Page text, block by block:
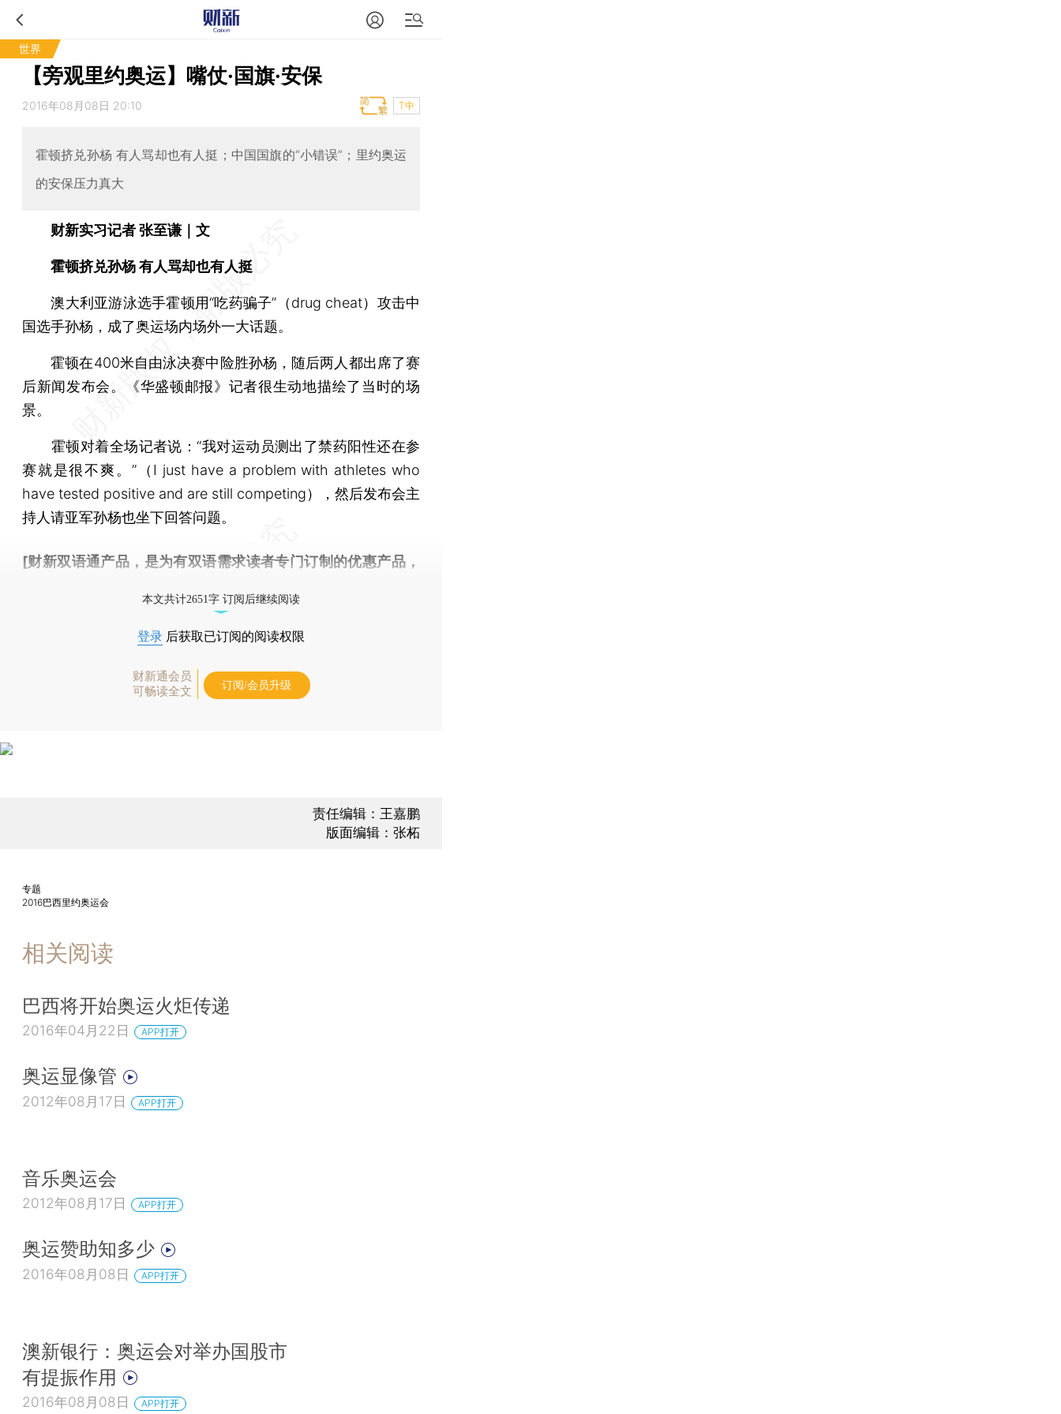
世界
【旁观里约奥运】嘴仗·国旗·安保
2016年08月08日 20:10 T中
霍顿挤兑孙杨 有人骂却也有人挺；中国国旗的“小错误”；里约奥运
的安保压力真大
财新实习记者 张至谦｜文
霍顿挤兑孙杨 有人骂却也有人挺
澳大利亚游泳选手霍顿用“吃药骗子”（drug cheat）攻击中
国选手孙杨，成了奥运场内场外一大话题。
霍顿在400米自由泳决赛中险胜孙杨，随后两人都出席了赛
后新闻发布会。《华盛顿邮报》记者很生动地描绘了当时的场
景。
霍顿对着全场记者说：“我对运动员测出了禁药阳性还在参
赛就是很不爽。”（I just have a problem with athletes who
have tested positive and are still competing），然后发布会主
持人请亚军孙杨也坐下回答问题。
[财新双语通产品，是为有双语需求读者专门订制的优惠产品，
本文共计2651字 订阅后继续阅读
登录 后获取已订阅的阅读权限
财新通会员
可畅读全文
订阅/会员升级
责任编辑：王嘉鹏
版面编辑：张柘
专题
2016巴西里约奥运会
相关阅读
巴西将开始奥运火炬传递
2016年04月22日 APP打开
奥运显像管
2012年08月17日 APP打开
音乐奥运会
2012年08月17日 APP打开
奥运赞助知多少
2016年08月08日 APP打开
澳新银行：奥运会对举办国股市
有提振作用
2016年08月08日 APP打开